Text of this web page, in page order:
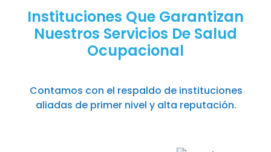
Instituciones Que Garantizan
Nuestros Servicios De Salud
Ocupacional
Contamos con el respaldo de instituciones
aliadas de primer nivel y alta reputación.